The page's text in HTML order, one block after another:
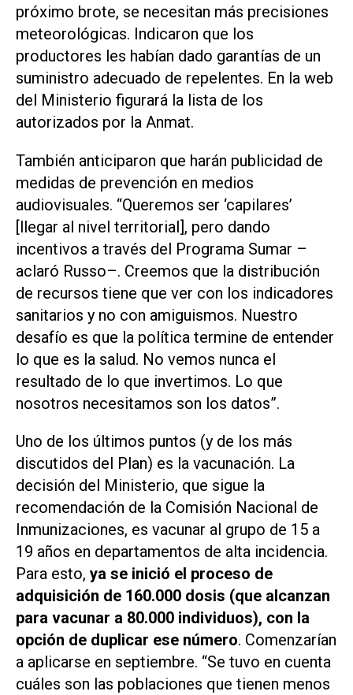
próximo brote, se necesitan más precisiones
meteorológicas. Indicaron que los
productores les habían dado garantías de un
suministro adecuado de repelentes. En la web
del Ministerio figurará la lista de los
autorizados por la Anmat.
También anticiparon que harán publicidad de
medidas de prevención en medios
audiovisuales. “Queremos ser ‘capilares’
[llegar al nivel territorial], pero dando
incentivos a través del Programa Sumar –
aclaró Russo–. Creemos que la distribución
de recursos tiene que ver con los indicadores
sanitarios y no con amiguismos. Nuestro
desafío es que la política termine de entender
lo que es la salud. No vemos nunca el
resultado de lo que invertimos. Lo que
nosotros necesitamos son los datos”.
Uno de los últimos puntos (y de los más
discutidos del Plan) es la vacunación. La
decisión del Ministerio, que sigue la
recomendación de la Comisión Nacional de
Inmunizaciones, es vacunar al grupo de 15 a
19 años en departamentos de alta incidencia.
Para esto, ya se inició el proceso de
adquisición de 160.000 dosis (que alcanzan
para vacunar a 80.000 individuos), con la
opción de duplicar ese número. Comenzarían
a aplicarse en septiembre. “Se tuvo en cuenta
cuáles son las poblaciones que tienen menos